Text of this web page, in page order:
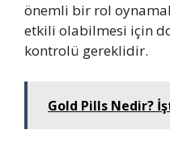
önemli bir rol
etkili olabilmesi için
kontrolü gereklidir.
Gold Pills Nedir?